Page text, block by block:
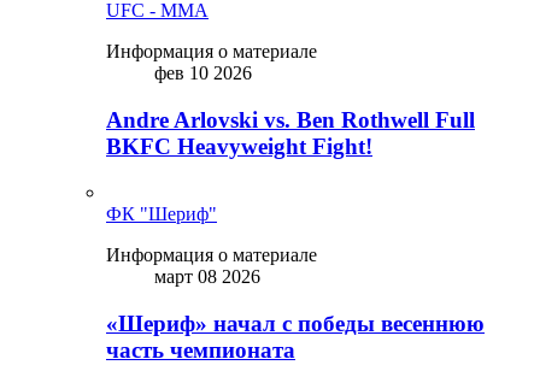
UFC - MMA
Информация о материале
фев 10 2026
Andre Arlovski vs. Ben Rothwell Full
BKFC Heavyweight Fight!
ФК "Шериф"
Информация о материале
март 08 2026
«Шериф» начал с победы весеннюю
часть чемпионата